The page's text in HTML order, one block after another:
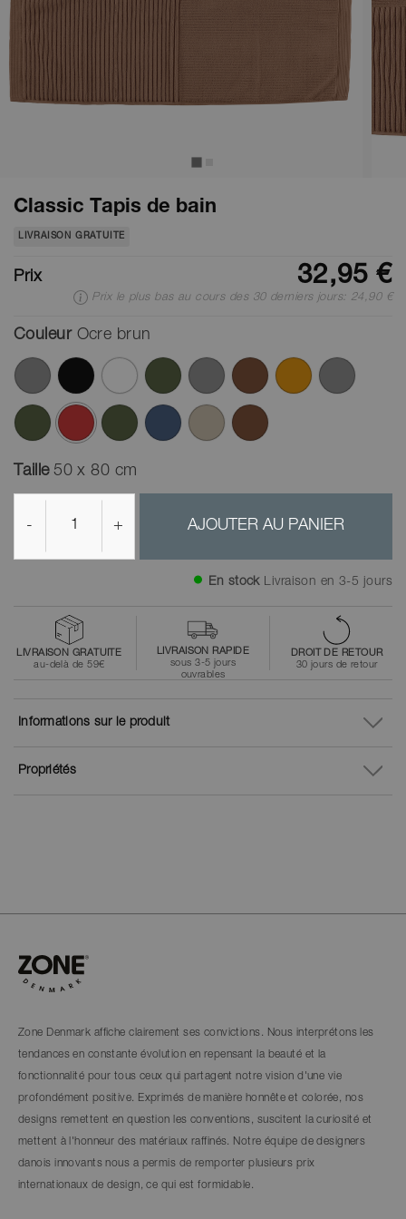
Classic Tapis de bain
LIVRAISON GRATUITE
Prix 32,95 €
Prix le plus bas au cours des 30 derniers jours: 24,90 €
Couleur Ocre brun
ont été sélectionnés
Taille 50 x 80 cm
- + AJOUTER AU PANIER
En stock Livraison en 3-5 jours
LIVRAISON GRATUITE
au-delà de 59€
LIVRAISON RAPIDE
sous 3-5 jours
ouvrables
DROIT DE RETOUR
30 jours de retour
Propriétés
Informations sur le produit
Zone Denmark affiche clairement ses convictions. Nous interprétons les
tendances en constante évolution en repensant la beauté et la
fonctionnalité pour tous ceux qui partagent notre vision d'une vie
profondément positive. Exprimés de manière honnête et colorée, nos
designs remettent en question les conventions, suscitent la curiosité et
mettent à l'honneur des matériaux raffinés. Notre équipe de designers
danois innovants nous a permis de remporter plusieurs prix
internationaux de design, ce qui est formidable.